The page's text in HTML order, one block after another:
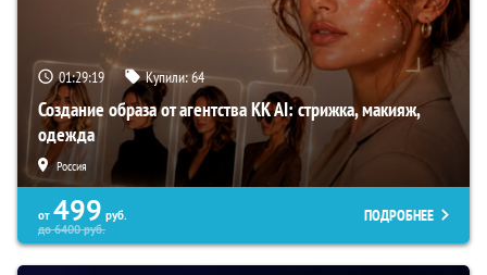
01:29:18 Купили:64
Создание образа от агентства KK AI: стрижка, макияж,
одежда
Россия
от 499 руб.
до6400руб.
ПОДРОБНЕЕ